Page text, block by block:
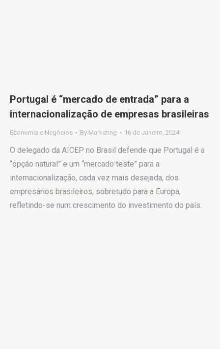
Portugal é “mercado de entrada” para a
internacionalização de empresas brasileiras
Economia e Negócios By Marketing 16 de Janeiro, 2024
O delegado da AICEP no Brasil defende que Portugal é a
“opção natural” e um “mercado teste” para a
internacionalização, cada vez mais desejada, dos
empresários brasileiros, sobretudo para a Europa,
refletindo-se num crescimento do investimento do país.